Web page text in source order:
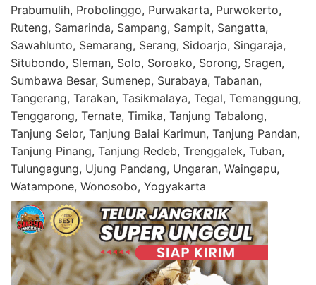
Prabumulih, Probolinggo, Purwakarta, Purwokerto,
Ruteng, Samarinda, Sampang, Sampit, Sangatta,
Sawahlunto, Semarang, Serang, Sidoarjo, Singaraja,
Situbondo, Sleman, Solo, Soroako, Sorong, Sragen,
Sumbawa Besar, Sumenep, Surabaya, Tabanan,
Tangerang, Tarakan, Tasikmalaya, Tegal, Temanggung,
Tenggarong, Ternate, Timika, Tanjung Tabalong,
Tanjung Selor, Tanjung Balai Karimun, Tanjung Pandan,
Tanjung Pinang, Tanjung Redeb, Trenggalek, Tuban,
Tulungagung, Ujung Pandang, Ungaran, Waingapu,
Watampone, Wonosobo, Yogyakarta